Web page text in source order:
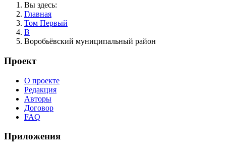
Вы здесь:
Главная
Том Первый
В
Воробьёвский муниципальный район
Проект
О проекте
Редакция
Авторы
Договор
FAQ
Приложения